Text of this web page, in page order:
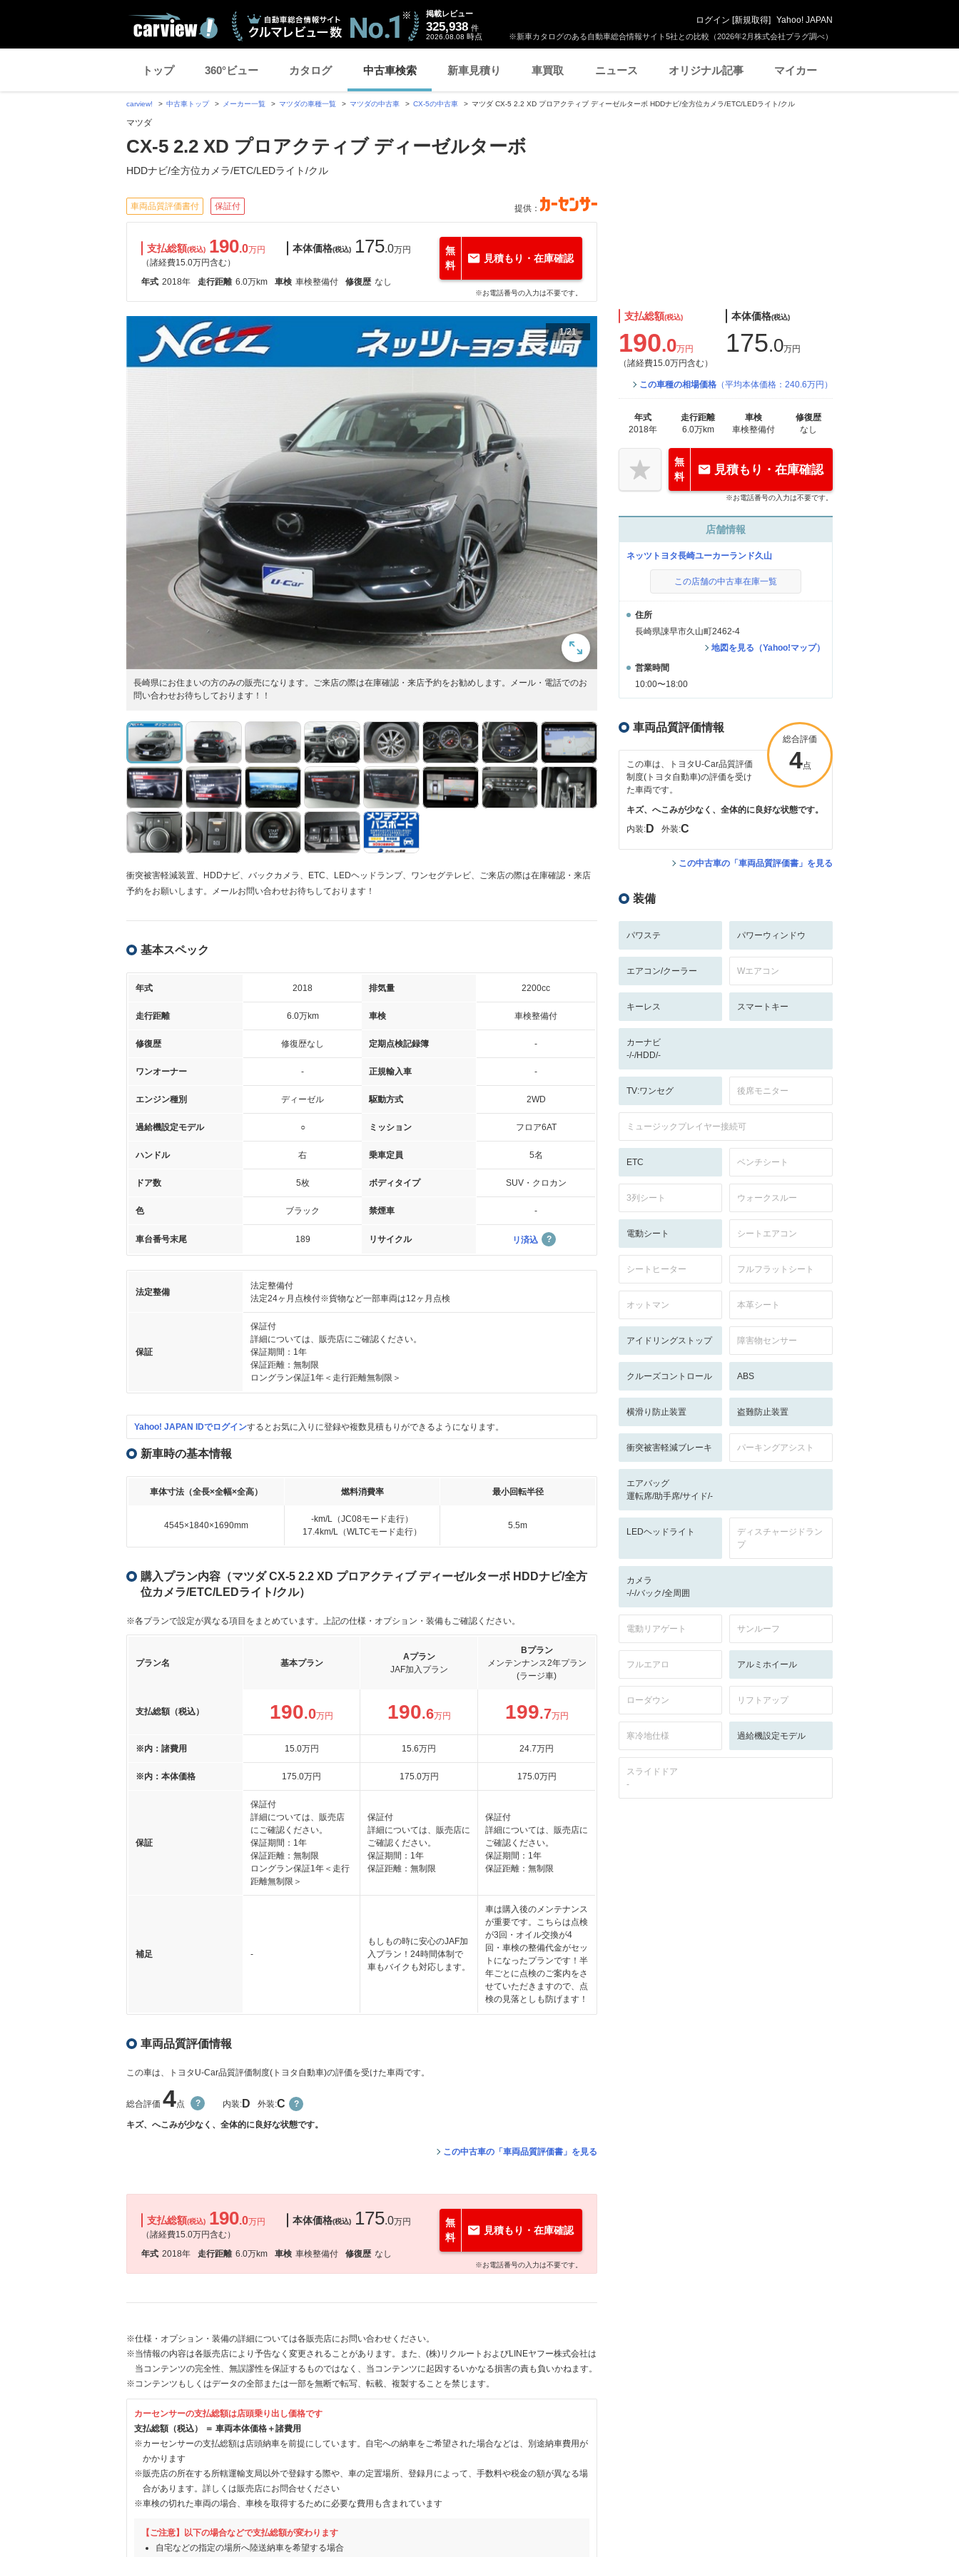
※新車カタログのある自動車総合情報サイト5社との比較（2026年2月株式会社プラグ調べ）
掲載レビュー
325,938 件
2026.08.08 時点
ログイン [新規取得] Yahoo! JAPAN
トップ 360°ビュー カタログ 中古車検索 新車見積り 車買取 ニュース オリジナル記事 マイカー
carview! 中古車トップ メーカー一覧 マツダの車種一覧 マツダの中古車 CX-5の中古車 マツダ CX-5 2.2 XD プロアクティブ ディーゼルターボ HDDナビ/全方位カメラ/ETC/LEDライト/クル
マツダ
CX-5 2.2 XD プロアクティブ ディーゼルターボ
HDDナビ/全方位カメラ/ETC/LEDライト/クル
車両品質評価書付 保証付 提供：
支払総額(税込) 190.0万円
（諸経費15.0万円含む）
本体価格(税込) 175.0万円
年式 2018年 走行距離 6.0万km 車検 車検整備付 修復歴 なし
無
料
見積もり・在庫確認
※お電話番号の入力は不要です。
1/21
長崎県にお住まいの方のみの販売になります。ご来店の際は在庫確認・来店予約をお勧めします。メール・電話でのお
問い合わせお待ちしております！！
衝突被害軽減装置、HDDナビ、バックカメラ、ETC、LEDヘッドランプ、ワンセグテレビ、ご来店の際は在庫確認・来店
予約をお願いします。メールお問い合わせお待ちしております！
基本スペック
年式 2018 排気量 2200cc
走行距離 6.0万km 車検 車検整備付
修復歴 修復歴なし 定期点検記録簿 -
ワンオーナー - 正規輸入車 -
エンジン種別 ディーゼル 駆動方式 2WD
過給機設定モデル ○ ミッション フロア6AT
ハンドル 右 乗車定員 5名
ドア数 5枚 ボディタイプ SUV・クロカン
色 ブラック 禁煙車 -
車台番号末尾 189 リサイクル リ済込
法定整備
法定整備付
法定24ヶ月点検付※貨物など一部車両は12ヶ月点検
保証
保証付
詳細については、販売店にご確認ください。
保証期間：1年
保証距離：無制限
ロングラン保証1年＜走行距離無制限＞
Yahoo! JAPAN IDでログインするとお気に入りに登録や複数見積もりができるようになります。
新車時の基本情報
車体寸法（全長×全幅×全高） 燃料消費率 最小回転半径
4545×1840×1690mm
-km/L（JC08モード走行）
17.4km/L（WLTCモード走行）
5.5m
購入プラン内容（マツダ CX-5 2.2 XD プロアクティブ ディーゼルターボ HDDナビ/全方
位カメラ/ETC/LEDライト/クル）
※各プランで設定が異なる項目をまとめています。上記の仕様・オプション・装備もご確認ください。
プラン名 基本プラン
Aプラン
JAF加入プラン
Bプラン
メンテンナンス2年プラン
(ラージ車)
支払総額（税込） 190.0万円 190.6万円 199.7万円
※内：諸費用 15.0万円 15.6万円 24.7万円
※内：本体価格 175.0万円 175.0万円 175.0万円
保証
保証付
詳細については、販売店
にご確認ください。
保証期間：1年
保証距離：無制限
ロングラン保証1年＜走行
距離無制限＞
保証付
詳細については、販売店に
ご確認ください。
保証期間：1年
保証距離：無制限
保証付
詳細については、販売店に
ご確認ください。
保証期間：1年
保証距離：無制限
補足 -
もしもの時に安心のJAF加
入プラン！24時間体制で
車もバイクも対応します。
車は購入後のメンテナンス
が重要です。こちらは点検
が3回・オイル交換が4
回・車検の整備代金がセッ
トになったプランです！半
年ごとに点検のご案内をさ
せていただきますので、点
検の見落としも防げます！
車両品質評価情報
この車は、トヨタU-Car品質評価制度(トヨタ自動車)の評価を受けた車両です。
総合評価 4点 内装: D 外装:C
キズ、へこみが少なく、全体的に良好な状態です。
この中古車の「車両品質評価書」を見る
支払総額(税込) 190.0万円
（諸経費15.0万円含む）
本体価格(税込) 175.0万円
年式 2018年 走行距離 6.0万km 車検 車検整備付 修復歴 なし
無
料
見積もり・在庫確認
※お電話番号の入力は不要です。
※仕様・オプション・装備の詳細については各販売店にお問い合わせください。
※当情報の内容は各販売店により予告なく変更されることがあります。また、(株)リクルートおよびLINEヤフー株式会社は
当コンテンツの完全性、無誤謬性を保証するものではなく、当コンテンツに起因するいかなる損害の責も負いかねます。
※コンテンツもしくはデータの全部または一部を無断で転写、転載、複製することを禁じます。
カーセンサーの支払総額は店頭乗り出し価格です
支払総額（税込） ＝ 車両本体価格＋諸費用
※カーセンサーの支払総額は店頭納車を前提にしています。自宅への納車をご希望された場合などは、別途納車費用が
かかります
※販売店の所在する所轄運輸支局以外で登録する際や、車の定置場所、登録月によって、手数料や税金の額が異なる場
合があります。詳しくは販売店にお問合せください
※車検の切れた車両の場合、車検を取得するために必要な費用も含まれています
【ご注意】以下の場合などで支払総額が変わります
自宅などの指定の場所へ陸送納車を希望する場合
支払総額(税込)
190.0万円
（諸経費15.0万円含む）
本体価格(税込)
175.0万円
この車種の相場価格 （平均本体価格：240.6万円）
年式
2018年
走行距離
6.0万km
車検
車検整備付
修復歴
なし
無
料
見積もり・在庫確認
※お電話番号の入力は不要です。
店舗情報
ネッツトヨタ長崎ユーカーランド久山
この店舗の中古車在庫一覧
住所
長崎県諌早市久山町2462-4
地図を見る（Yahoo!マップ）
営業時間
10:00〜18:00
車両品質評価情報
総合評価
4点
この車は、トヨタU-Car品質評価
制度(トヨタ自動車)の評価を受け
た車両です。
キズ、へこみが少なく、全体的に良好な状態です。
内装: D 外装:C
この中古車の「車両品質評価書」を見る
装備
パワステ パワーウィンドウ
エアコン/クーラー Wエアコン
キーレス スマートキー
カーナビ
-/-/HDD/-
TV:ワンセグ 後席モニター
ミュージックプレイヤー接続可
ETC ベンチシート
3列シート ウォークスルー
電動シート シートエアコン
シートヒーター フルフラットシート
オットマン 本革シート
アイドリングストップ 障害物センサー
クルーズコントロール ABS
横滑り防止装置 盗難防止装置
衝突被害軽減ブレーキ パーキングアシスト
エアバッグ
運転席/助手席/サイド/-
LEDヘッドライト
ディスチャージドラン
プ
カメラ
-/-/バック/全周囲
電動リアゲート サンルーフ
フルエアロ アルミホイール
ローダウン リフトアップ
寒冷地仕様 過給機設定モデル
スライドドア
-